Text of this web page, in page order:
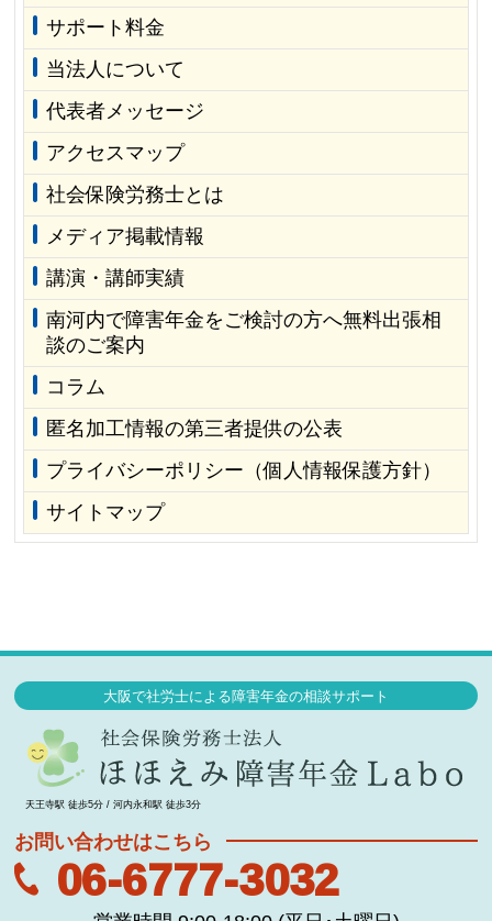
サポート料金
当法人について
代表者メッセージ
アクセスマップ
社会保険労務士とは
メディア掲載情報
講演・講師実績
南河内で障害年金をご検討の方へ無料出張相
談のご案内
コラム
匿名加工情報の第三者提供の公表
プライバシーポリシー（個人情報保護方針）
サイトマップ
大阪で社労士による障害年金の相談サポート
天王寺駅 徒歩5分 / 河内永和駅 徒歩3分
お問い合わせはこちら
06-6777-3032